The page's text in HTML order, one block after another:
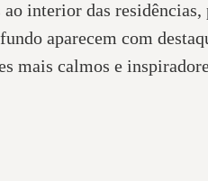
interior das
aparecem com
mais calmos e